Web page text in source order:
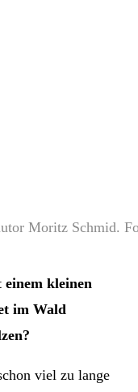
Moritz Schmid.
kleinen
im Wald
viel zu lange